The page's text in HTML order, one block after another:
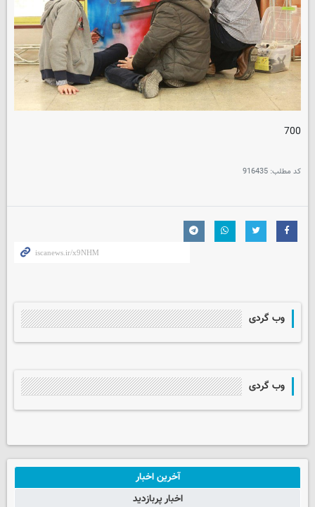
700
کد مطلب: 916435
وب گردی
وب گردی
آخرین اخبار
اخبار پربازدید